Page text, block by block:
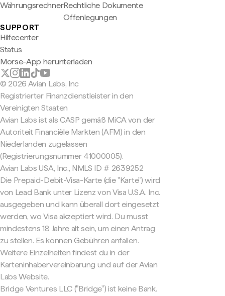
WährungsrechnerRechtliche Dokumente
Offenlegungen
SUPPORT
Hilfecenter
Status
Morse-App herunterladen
© 2026 Avian Labs, Inc
Registrierter Finanzdienstleister in den
Vereinigten Staaten
Avian Labs ist als CASP gemäß MiCA von der
Autoriteit Financiële Markten (AFM) in den
Niederlanden zugelassen
(Registrierungsnummer 41000005).
Avian Labs USA, Inc., NMLS ID # 2639252
Die Prepaid-Debit-Visa-Karte (die "Karte") wird
von Lead Bank unter Lizenz von Visa U.S.A. Inc.
ausgegeben und kann überall dort eingesetzt
werden, wo Visa akzeptiert wird. Du musst
mindestens 18 Jahre alt sein, um einen Antrag
zu stellen. Es können Gebühren anfallen.
Weitere Einzelheiten findest du in der
Karteninhabervereinbarung und auf der Avian
Labs Website.
Bridge Ventures LLC ("Bridge") ist keine Bank.